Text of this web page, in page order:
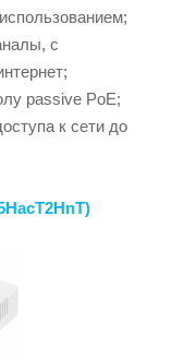
с
passive PoE;
к сети до